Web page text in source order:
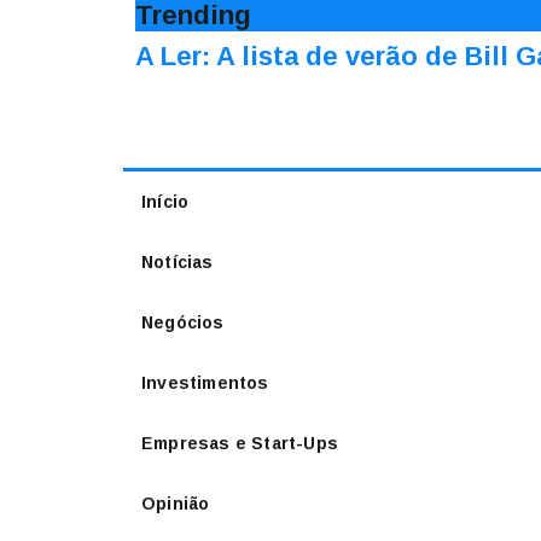
Trending
A Ler: A lista de verão de Bill
Início
Notícias
Negócios
Investimentos
Empresas e Start-Ups
Opinião